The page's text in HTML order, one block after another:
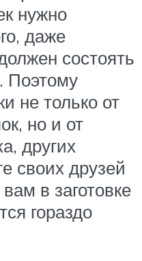
нужно
даже
состоять
Поэтому
не только от
но и от
других
своих друзей
в заготовке
гораздо